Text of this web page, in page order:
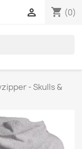
shopping_cart (0)

- Skulls &